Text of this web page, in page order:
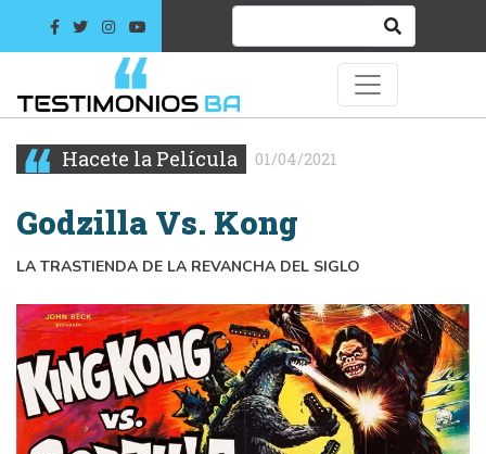
Hacete la Película 01/04/2021
Godzilla Vs. Kong
LA TRASTIENDA DE LA REVANCHA DEL SIGLO